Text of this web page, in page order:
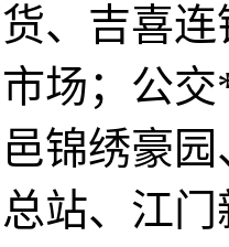
、吉喜
场；公
锦绣豪
站、江